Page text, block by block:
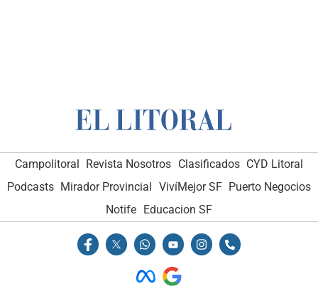
Campolitoral Revista Nosotros Clasificados CYD Litoral
Podcasts Mirador Provincial VivíMejor SF Puerto Negocios
Notife
Educacion SF